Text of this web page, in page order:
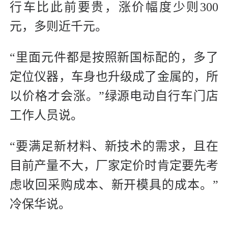
行车比此前要贵，涨价幅度少则300
元，多则近千元。
“里面元件都是按照新国标配的，多了
定位仪器，车身也升级成了金属的，所
以价格才会涨。”绿源电动自行车门店
工作人员说。
“要满足新材料、新技术的需求，且在
目前产量不大，厂家定价时肯定要先考
虑收回采购成本、新开模具的成本。”
冷保华说。